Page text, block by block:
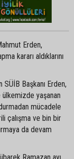
Erden,
kararı aldıklarını
Başkanı Erden,
yaşanan
mücadele
çalışma ve bin bir
da devam
Ramazan ayı